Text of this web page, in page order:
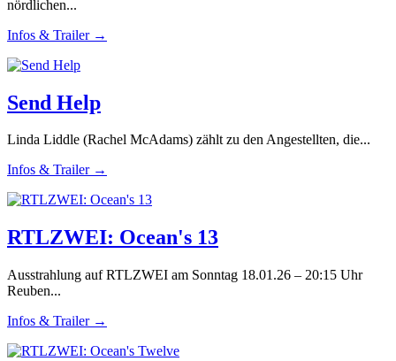
nördlichen...
Infos & Trailer →
Send Help
Linda Liddle (Rachel McAdams) zählt zu den Angestellten, die...
Infos & Trailer →
RTLZWEI: Ocean's 13
Ausstrahlung auf RTLZWEI am Sonntag 18.01.26 – 20:15 Uhr
Reuben...
Infos & Trailer →